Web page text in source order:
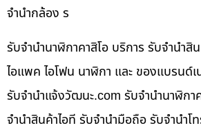
จำนำกล้อง ร
รับจำนำนาฬิกาคาสิโอ บริการ รับจำนำสิ
ไอแพค ไอโฟน นาฬิกา และ ของแบรนด์
รับจํานําแจ้งวัฒนะ.com รับจำนำนาฬิกา
จำนำสินค้าไอที รับจำนำมือถือ รับจำนำโ